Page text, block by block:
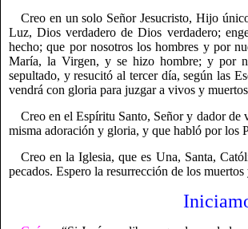
Creo en un solo Señor Jesucristo, Hijo
Luz, Dios verdadero de Dios verdadero;
hecho; que por nosotros los hombres y por
María, la Virgen, y se hizo hombre; y por
sepultado, y resucitó al tercer día, según las
vendrá con gloria para juzgar a vivos y
Creo en el Espíritu Santo, Señor y dador
misma adoración y gloria, y que habló por los
Creo en la Iglesia, que es Una, Santa,
pecados. Espero la resurrección de los